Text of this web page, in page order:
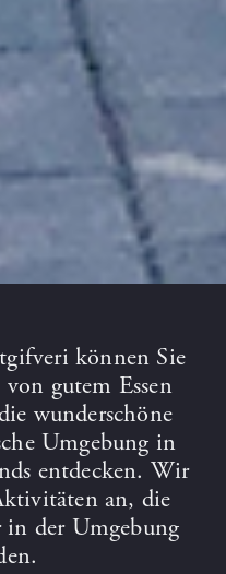
können Sie
gutem Essen
wunderschöne
Umgebung in
entdecken. Wir
an, die
der Umgebung